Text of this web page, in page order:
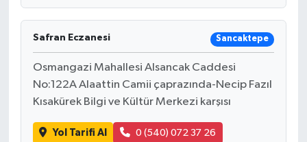
Safran Eczanesi Sancaktepe
Osmangazi Mahallesi Alsancak Caddesi
No:122A Alaattin Camii çaprazında-Necip Fazıl
Kısakürek Bilgi ve Kültür Merkezi karşısı
Yol Tarifi Al 0 (540) 072 37 26